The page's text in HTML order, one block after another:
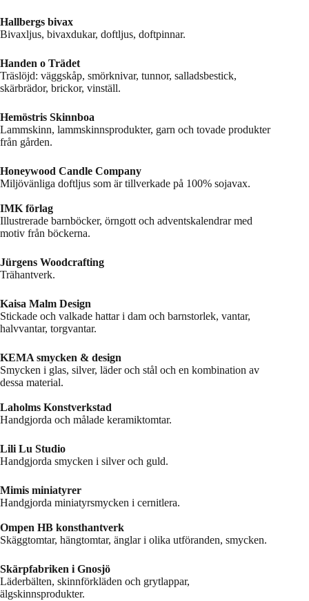
Hallbergs bivax
Bivaxljus, bivaxdukar, doftljus, doftpinnar.
Handen o Trädet
Träslöjd: väggskåp, smörknivar, tunnor, salladsbestick,
skärbrädor, brickor, vinställ.
Hemöstris Skinnboa
Lammskinn, lammskinnsprodukter, garn och tovade produkter
från gården.
Honeywood Candle Company
Miljövänliga doftljus som är tillverkade på 100% sojavax.
IMK förlag
Illustrerade barnböcker, örngott och adventskalendrar med
motiv från böckerna.
Jürgens Woodcrafting
Trähantverk.
Kaisa Malm Design
Stickade och valkade hattar i dam och barnstorlek, vantar,
halvvantar, torgvantar.
KEMA smycken & design
Smycken i glas, silver, läder och stål och en kombination av
dessa material.
Laholms Konstverkstad
Handgjorda och målade keramiktomtar.
Lili Lu Studio
Handgjorda smycken i silver och guld.
Mimis miniatyrer
Handgjorda miniatyrsmycken i cernitlera.
Ompen HB konsthantverk
Skäggtomtar, hängtomtar, änglar i olika utföranden, smycken.
Skärpfabriken i Gnosjö
Läderbälten, skinnförkläden och grytlappar,
älgskinnsprodukter.